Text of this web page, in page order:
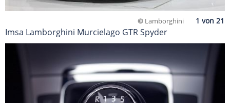
© Lamborghini
Imsa Lamborghini Murcielago GTR Spyder